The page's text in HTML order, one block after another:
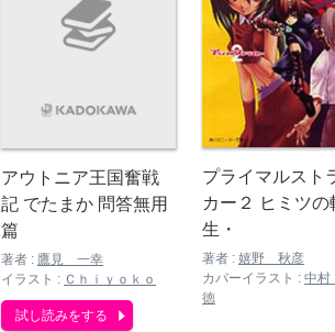
アウトニア王国奮戦
記 でたまか 問答無用
篇
著者 : 鷹見 一幸
イラスト : Ｃｈｉｙｏｋｏ
試し読みをする
プライマルスト
カー２ ヒミツの
生・
著者 : 嬉野 秋彦
カバーイラスト : 中
徳